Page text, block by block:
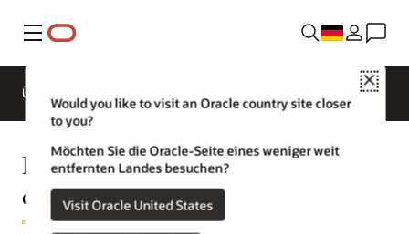
Menü
Close
Would you like to visit an Oracle country site closer
to you?
Möchten Sie die Oracle-Seite eines weniger weit
entfernten Landes besuchen?
Visit Oracle United States
Überblick
Recruiting für den Arbeitsplatz
der Zukunft neu denken